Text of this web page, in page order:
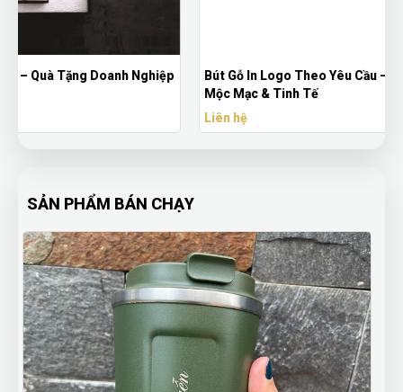
Bút Gỗ In Logo Theo Yêu Cầu – Quà Tặng Doanh Nghiệp
SẢN PHẨM BÁN CHẠY